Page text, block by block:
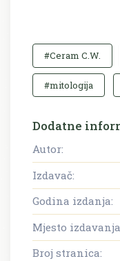
#Ceram C.W.
#mitologija
Dodatne
Autor:
Izdavač:
Godina izdanja:
Mjesto
Broj stranica: